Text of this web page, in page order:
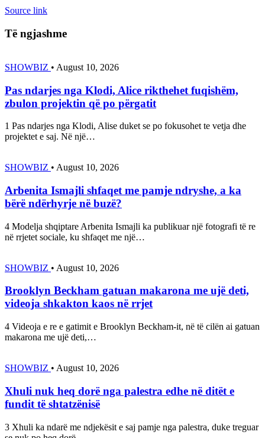
Source link
Të ngjashme
SHOWBIZ • August 10, 2026
Pas ndarjes nga Klodi, Alice rikthehet fuqishëm,
zbulon projektin që po përgatit
1 Pas ndarjes nga Klodi, Alise duket se po fokusohet te vetja dhe
projektet e saj. Në një…
SHOWBIZ • August 10, 2026
Arbenita Ismajli shfaqet me pamje ndryshe, a ka
bërë ndërhyrje në buzë?
4 Modelja shqiptare Arbenita Ismajli ka publikuar një fotografi të re
në rrjetet sociale, ku shfaqet me një…
SHOWBIZ • August 10, 2026
Brooklyn Beckham gatuan makarona me ujë deti,
videoja shkakton kaos në rrjet
4 Videoja e re e gatimit e Brooklyn Beckham-it, në të cilën ai gatuan
makarona me ujë deti,…
SHOWBIZ • August 10, 2026
Xhuli nuk heq dorë nga palestra edhe në ditët e
fundit të shtatzënisë
3 Xhuli ka ndarë me ndjekësit e saj pamje nga palestra, duke treguar